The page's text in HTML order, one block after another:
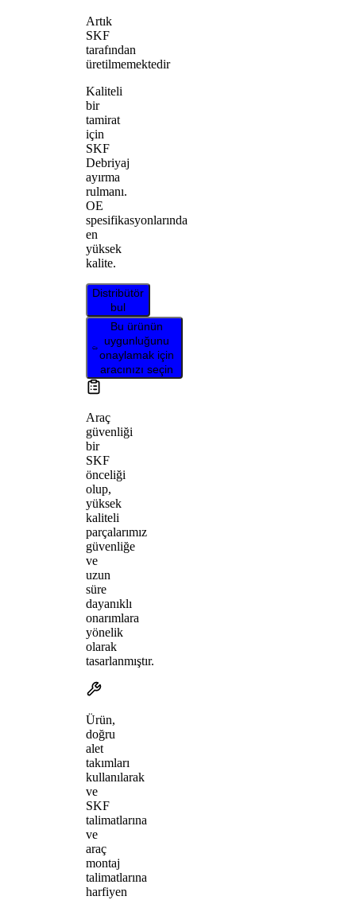
Artık
SKF
tarafından
üretilmemektedir
Kaliteli
bir
tamirat
için
SKF
Debriyaj
ayırma
rulmanı.
OE
spesifikasyonlarında
en
yüksek
kalite.
Distribütör
bul
Bu ürünün
uygunluğunu
onaylamak için
aracınızı seçin
Araç
güvenliği
bir
SKF
önceliği
olup,
yüksek
kaliteli
parçalarımız
güvenliğe
ve
uzun
süre
dayanıklı
onarımlara
yönelik
olarak
tasarlanmıştır.
Ürün,
doğru
alet
takımları
kullanılarak
ve
SKF
talimatlarına
ve
araç
montaj
talimatlarına
harfiyen